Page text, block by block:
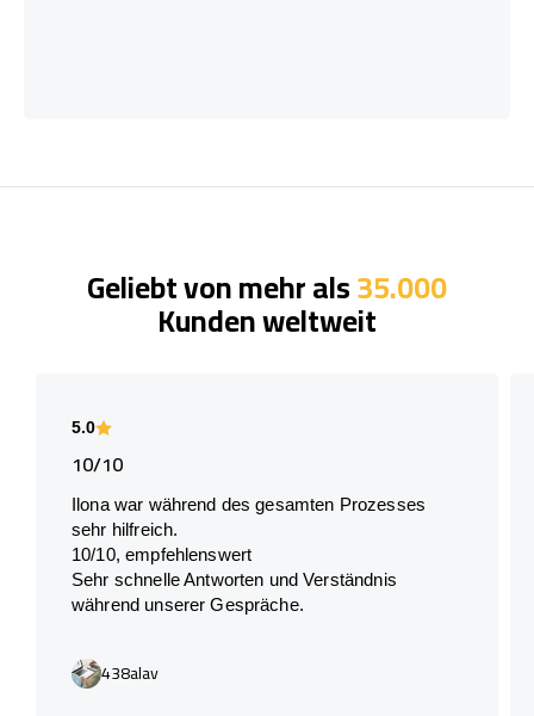
Geliebt von mehr als35.000
Kunden weltweit
5.0
10/10
Ilona war während des gesamten Prozesses
sehr hilfreich.
10/10, empfehlenswert
Sehr schnelle Antworten und Verständnis
während unserer Gespräche.
438alav